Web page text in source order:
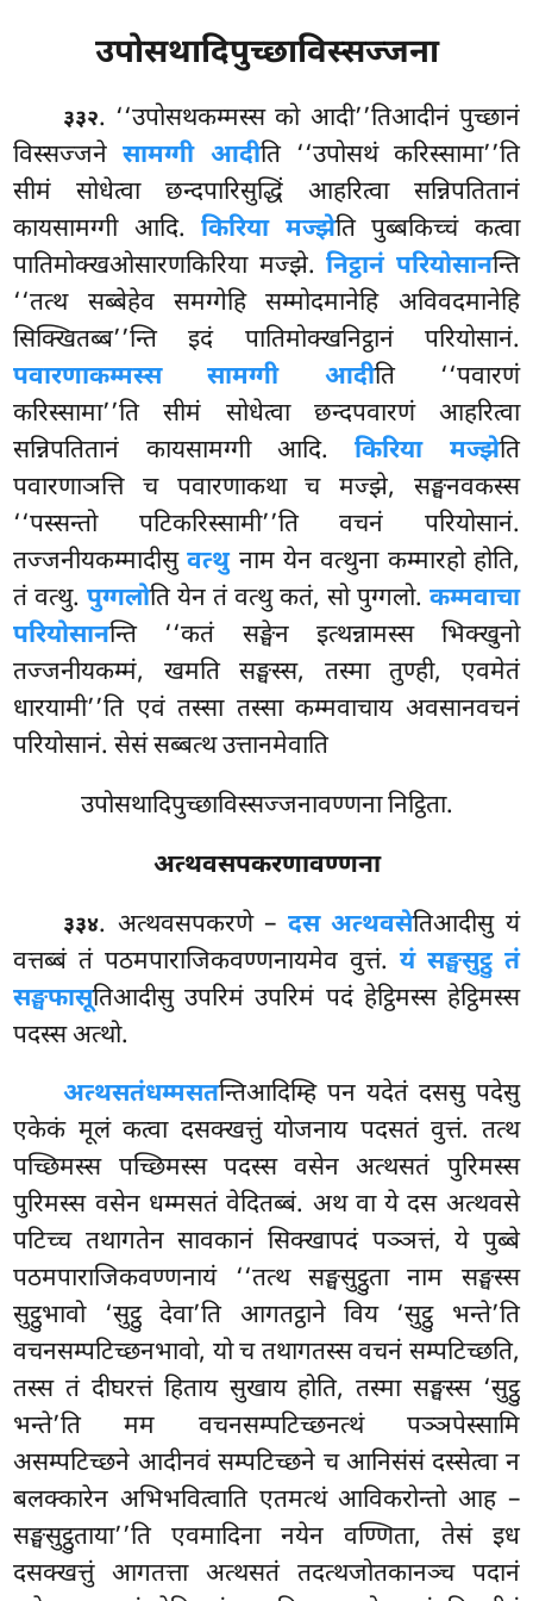
उपोसथादिपुच्छाविस्सज्जना
३३२. ‘‘उपोसथकम्मस्सको आदी’’तिआदीनं पुच्छानं
विस्सज्जनेसामग्गी आदीति ‘‘उपोसथं करिस्सामा’’ति
सीमं सोधेत्वा छन्दपारिसुद्धिं आहरित्वा सन्निपतितानं
कायसामग्गी आदि.किरिया मज्झेति पुब्बकिच्चं कत्वा
पातिमोक्खओसारणकिरिया मज्झे.निट्ठानं परियोसानन्ति
‘‘तत्थ सब्बेहेव समग्गेहि सम्मोदमानेहि अविवदमानेहि
सिक्खितब्ब’’न्ति इदं पातिमोक्खनिट्ठानं परियोसानं.
पवारणाकम्मस्स सामग्गी आदीति ‘‘पवारणं
करिस्सामा’’ति सीमं सोधेत्वा छन्दपवारणं आहरित्वा
सन्निपतितानं कायसामग्गी आदि.किरिया मज्झेति
पवारणाञत्ति च पवारणाकथा च मज्झे, सङ्घनवकस्स
‘‘पस्सन्तो पटिकरिस्सामी’’ति वचनं परियोसानं.
तज्जनीयकम्मादीसुवत्थुनाम येन वत्थुना कम्मारहो होति,
तं वत्थु.पुग्गलोति येन तं वत्थु कतं, सो पुग्गलो. कम्मवाचा
परियोसानन्ति ‘‘कतं सङ्घेन इत्थन्नामस्स भिक्खुनो
तज्जनीयकम्मं, खमति सङ्घस्स, तस्मा तुण्ही, एवमेतं
धारयामी’’ति एवं तस्सा तस्सा कम्मवाचाय अवसानवचनं
परियोसानं. सेसं सब्बत्थ उत्तानमेवाति
उपोसथादिपुच्छाविस्सज्जनावण्णना निट्ठिता.
अत्थवसपकरणावण्णना
३३४. अत्थवसपकरणे – दस अत्थवसेतिआदीसु यं
वत्तब्बं तं पठमपाराजिकवण्णनायमेव वुत्तं. यं सङ्घसुट्ठु तं
सङ्घफासूतिआदीसु उपरिमं उपरिमं पदं हेट्ठिमस्स हेट्ठिमस्स
पदस्स अत्थो.
अत्थसतंधम्मसतन्तिआदिम्हि पन यदेतं दससु पदेसु
एकेकं मूलं कत्वा दसक्खत्तुं योजनाय पदसतंवुत्तं. तत्थ
पच्छिमस्स पच्छिमस्स पदस्स वसेन अत्थसतं पुरिमस्स
पुरिमस्स वसेन धम्मसतं वेदितब्बं. अथ वा ये दस अत्थवसे
पटिच्च तथागतेन सावकानं सिक्खापदं पञ्ञत्तं, ये पुब्बे
पठमपाराजिकवण्णनायं ‘‘तत्थ सङ्घसुट्ठुता नाम सङ्घस्स
सुट्ठुभावो ‘सुट्ठु देवा’ति आगतट्ठाने विय ‘सुट्ठु भन्ते’ति
वचनसम्पटिच्छनभावो, यो च तथागतस्स वचनं सम्पटिच्छति,
तस्स तं दीघरत्तं हिताय सुखाय होति, तस्मा सङ्घस्स ‘सुट्ठु
भन्ते’ति मम वचनसम्पटिच्छनत्थं पञ्ञपेस्सामि
असम्पटिच्छने आदीनवं सम्पटिच्छने च आनिसंसं दस्सेत्वा न
बलक्कारेन अभिभवित्वाति एतमत्थं आविकरोन्तो आह –
सङ्घसुट्ठुताया’’ति एवमादिना नयेन वण्णिता, तेसं इध
दसक्खत्तुं आगतत्ता अत्थसतं तदत्थजोतकानञ्च पदानं